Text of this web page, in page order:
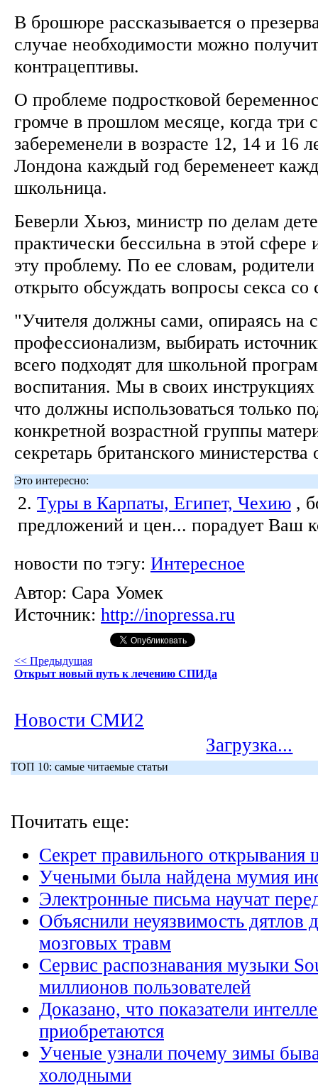
В брошюре рассказывается о
случае необходимости можно
контрацептивы.
О проблеме подростковой
громче в прошлом месяце, когда три
забеременели в возрасте 12, 14 и 16
Лондона каждый год беременеет
школьница.
Беверли Хьюз, министр по делам
практически бессильна в этой
эту проблему. По ее словам,
открыто обсуждать вопросы секса
"Учителя должны сами, опираясь на
профессионализм, выбирать
всего подходят для школьной
воспитания. Мы в своих инструкциях
что должны использоваться только
конкретной возрастной группы
секретарь британского
Это интересно:
2. Туры в Карпаты, Египет, Чехию ,
предложений и цен... порадует Ваш
новости по тэгу: Интересное
Автор: Сара Уомек
Источник: http://inopressa.ru
<< Предыдущая
Открыт новый путь к лечению СПИДа
Новости СМИ2
Загрузка...
ТОП 10: самые читаемые статьи
Почитать еще:
Секрет правильного открывания
Учеными была найдена мумия
Электронные письма научат
Объяснили неуязвимость дятлов
мозговых травм
Сервис распознавания музыки
миллионов пользователей
Доказано, что показатели
приобретаются
Ученые узнали почему зимы
холодными